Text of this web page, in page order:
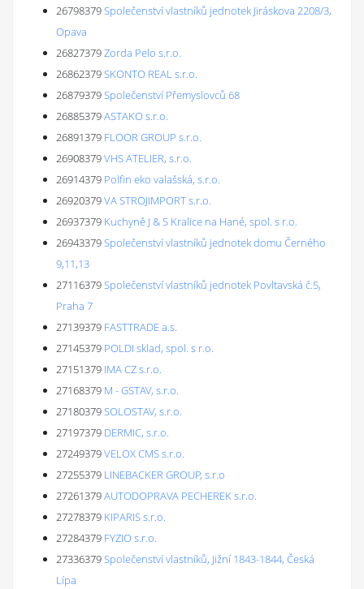
26798379Společenství vlastníků jednotek Jiráskova 2208/3,
Opava
26827379Zorda Pelo s.r.o.
26862379SKONTO REAL s.r.o.
26879379Společenství Přemyslovců 68
26885379ASTAKO s.r.o.
26891379 FLOOR GROUP s.r.o.
26908379VHS ATELIER, s.r.o.
26914379 Polfin eko valašská, s.r.o.
26920379VA STROJIMPORT s.r.o.
26937379 Kuchyně J & S Kralice na Hané, spol. s r.o.
26943379Společenství vlastníků jednotek domu Černého
9,11,13
27116379Společenství vlastníků jednotek Povltavská č.5,
Praha 7
27139379 FASTTRADE a.s.
27145379 POLDI sklad, spol. s r.o.
27151379 IMA CZ s.r.o.
27168379 M - GSTAV, s.r.o.
27180379SOLOSTAV, s.r.o.
27197379 DERMIC, s.r.o.
27249379VELOX CMS s.r.o.
27255379 LINEBACKER GROUP, s.r.o
27261379AUTODOPRAVA PECHEREK s.r.o.
27278379 KIPARIS s.r.o.
27284379 FYZIO s.r.o.
27336379Společenství vlastníků, Jižní 1843-1844, Česká
Lípa